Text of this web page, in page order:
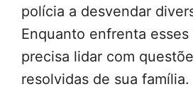
polícia a desvendar
Enquanto enfrenta
precisa lidar com
resolvidas de sua